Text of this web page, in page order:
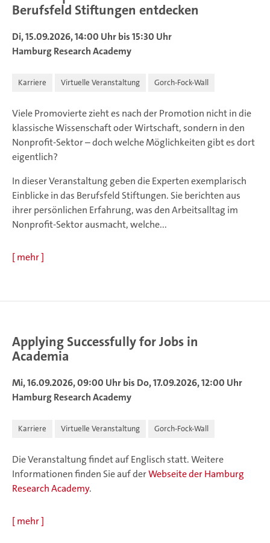
Berufsfeld Stiftungen entdecken
Di, 15.09.2026, 14:00 Uhr bis 15:30 Uhr
Hamburg Research Academy
Karriere Virtuelle Veranstaltung Gorch-Fock-Wall
Viele Promovierte zieht es nach der Promotion nicht in die
klassische Wissenschaft oder Wirtschaft, sondern in den
Nonprofit-Sektor – doch welche Möglichkeiten gibt es dort
eigentlich?
In dieser Veranstaltung geben die Experten exemplarisch
Einblicke in das Berufsfeld Stiftungen. Sie berichten aus
ihrer persönlichen Erfahrung, was den Arbeitsalltag im
Nonprofit-Sektor ausmacht, welche...
[mehr]
Applying Successfully for Jobs in
Academia
Mi, 16.09.2026, 09:00 Uhr bis Do, 17.09.2026, 12:00 Uhr
Hamburg Research Academy
Karriere Virtuelle Veranstaltung Gorch-Fock-Wall
Die Veranstaltung findet auf Englisch statt. Weitere
Informationen finden Sie auf derWebseite der Hamburg
Research Academy.
[mehr]